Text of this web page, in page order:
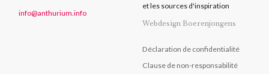
info@anthurium.info
et les sources d'inspiration
Webdesign Boerenjongens
Déclaration de confidentialité
Clause de non-responsabilité